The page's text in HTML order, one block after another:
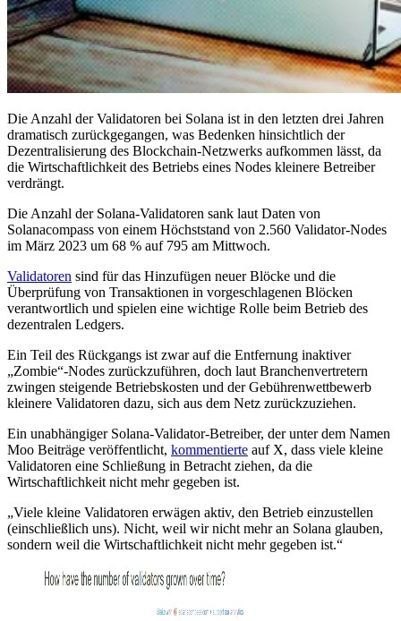
Die Anzahl der Validatoren bei Solana ist in den letzten drei Jahren
dramatisch zurückgegangen, was Bedenken hinsichtlich der
Dezentralisierung des Blockchain-Netzwerks aufkommen lässt, da
die Wirtschaftlichkeit des Betriebs eines Nodes kleinere Betreiber
verdrängt.
Die Anzahl der Solana-Validatoren sank laut Daten von
Solanacompass von einem Höchststand von 2.560 Validator-Nodes
im März 2023 um 68 % auf 795 am Mittwoch.
Validatoren sind für das Hinzufügen neuer Blöcke und die
Überprüfung von Transaktionen in vorgeschlagenen Blöcken
verantwortlich und spielen eine wichtige Rolle beim Betrieb des
dezentralen Ledgers.
Ein Teil des Rückgangs ist zwar auf die Entfernung inaktiver
„Zombie“-Nodes zurückzuführen, doch laut Branchenvertretern
zwingen steigende Betriebskosten und der Gebührenwettbewerb
kleinere Validatoren dazu, sich aus dem Netz zurückzuziehen.
Ein unabhängiger Solana-Validator-Betreiber, der unter dem Namen
Moo Beiträge veröffentlicht, kommentierte auf X, dass viele kleine
Validatoren eine Schließung in Betracht ziehen, da die
Wirtschaftlichkeit nicht mehr gegeben ist.
„Viele kleine Validatoren erwägen aktiv, den Betrieb einzustellen
(einschließlich uns). Nicht, weil wir nicht mehr an Solana glauben,
sondern weil die Wirtschaftlichkeit nicht mehr gegeben ist.“